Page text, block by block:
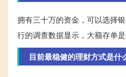
拥有三十万的资金，可以选择
行的调查数据显示，大额存单
目前最稳健的理财方式是什